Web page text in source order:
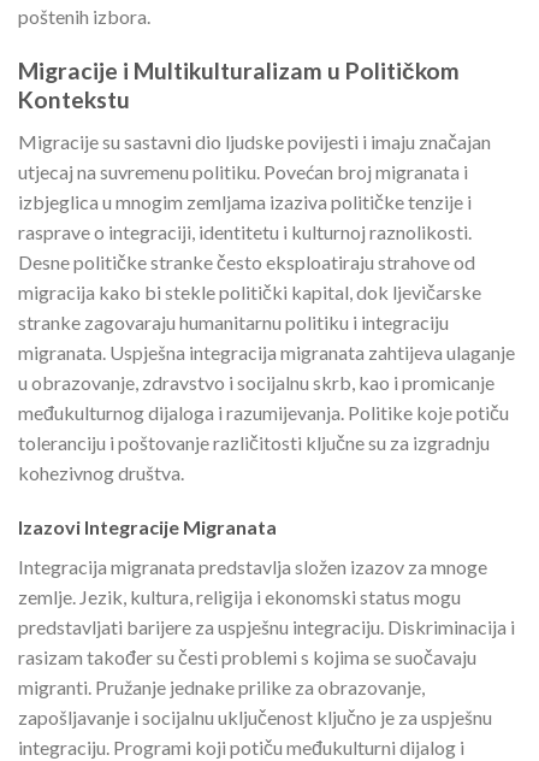
poštenih izbora.
Migracije i Multikulturalizam u Političkom
Kontekstu
Migracije su sastavni dio ljudske povijesti i imaju značajan
utjecaj na suvremenu politiku. Povećan broj migranata i
izbjeglica u mnogim zemljama izaziva političke tenzije i
rasprave o integraciji, identitetu i kulturnoj raznolikosti.
Desne političke stranke često eksploatiraju strahove od
migracija kako bi stekle politički kapital, dok ljevičarske
stranke zagovaraju humanitarnu politiku i integraciju
migranata. Uspješna integracija migranata zahtijeva ulaganje
u obrazovanje, zdravstvo i socijalnu skrb, kao i promicanje
međukulturnog dijaloga i razumijevanja. Politike koje potiču
toleranciju i poštovanje različitosti ključne su za izgradnju
kohezivnog društva.
Izazovi Integracije Migranata
Integracija migranata predstavlja složen izazov za mnoge
zemlje. Jezik, kultura, religija i ekonomski status mogu
predstavljati barijere za uspješnu integraciju. Diskriminacija i
rasizam također su česti problemi s kojima se suočavaju
migranti. Pružanje jednake prilike za obrazovanje,
zapošljavanje i socijalnu uključenost ključno je za uspješnu
integraciju. Programi koji potiču međukulturni dijalog i